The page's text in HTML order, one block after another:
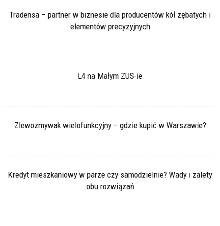
Tradensa – partner w biznesie dla producentów kół zębatych i
elementów precyzyjnych
L4 na Małym ZUS-ie
Zlewozmywak wielofunkcyjny – gdzie kupić w Warszawie?
Kredyt mieszkaniowy w parze czy samodzielnie? Wady i zalety
obu rozwiązań